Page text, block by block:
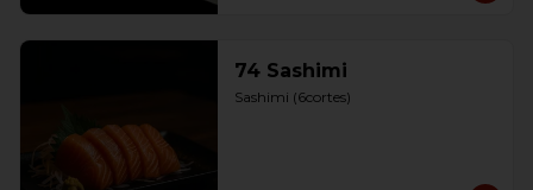
74 Sashimi
Sashimi (6cortes)